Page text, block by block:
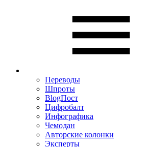
Переводы
Шпроты
BlogПост
Цифробалт
Инфографика
Чемодан
Авторские колонки
Эксперты